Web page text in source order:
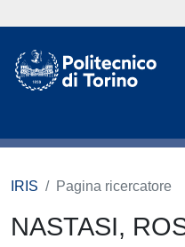
IRIS Pagina ricercatore
NASTASI,